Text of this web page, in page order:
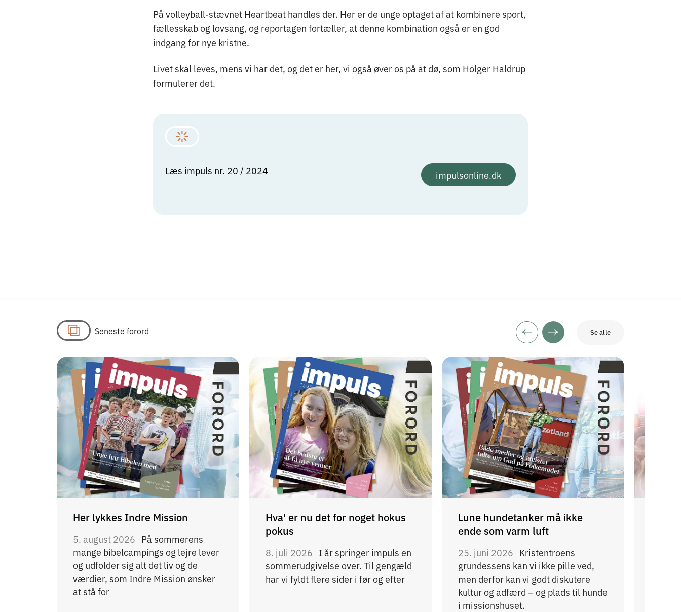
På volleyball-stævnet Heartbeat handles der. Her er de unge optaget af at kombinere sport,
fællesskab og lovsang, og reportagen fortæller, at denne kombination også er en god
indgang for nye kristne.
Livet skal leves, mens vi har det, og det er her, vi også øver os på at dø, som Holger Haldrup
formulerer det.
Læs impuls nr. 20 / 2024 impulsonline.dk
Seneste forord Se alle
Her lykkes Indre Mission
5. august 2026 På sommerens
mange bibelcampings og lejre lever
og udfolder sig alt det liv og de
værdier, som Indre Mission ønsker
at stå for
Hva' er nu det for noget hokus
pokus
8. juli 2026 I år springer impuls en
sommerudgivelse over. Til gengæld
har vi fyldt flere sider i før og efter
Lune hundetanker må ikke
ende som varm luft
25. juni 2026 Kristentroens
grundessens kan vi ikke pille ved,
men derfor kan vi godt diskutere
kultur og adfærd – og plads til hunde
i missionshuset.